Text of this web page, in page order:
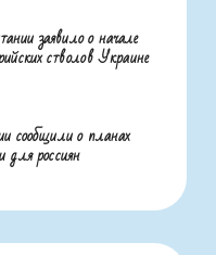
заявило о начале
стволов Украине
сообщили о планах
для россиян